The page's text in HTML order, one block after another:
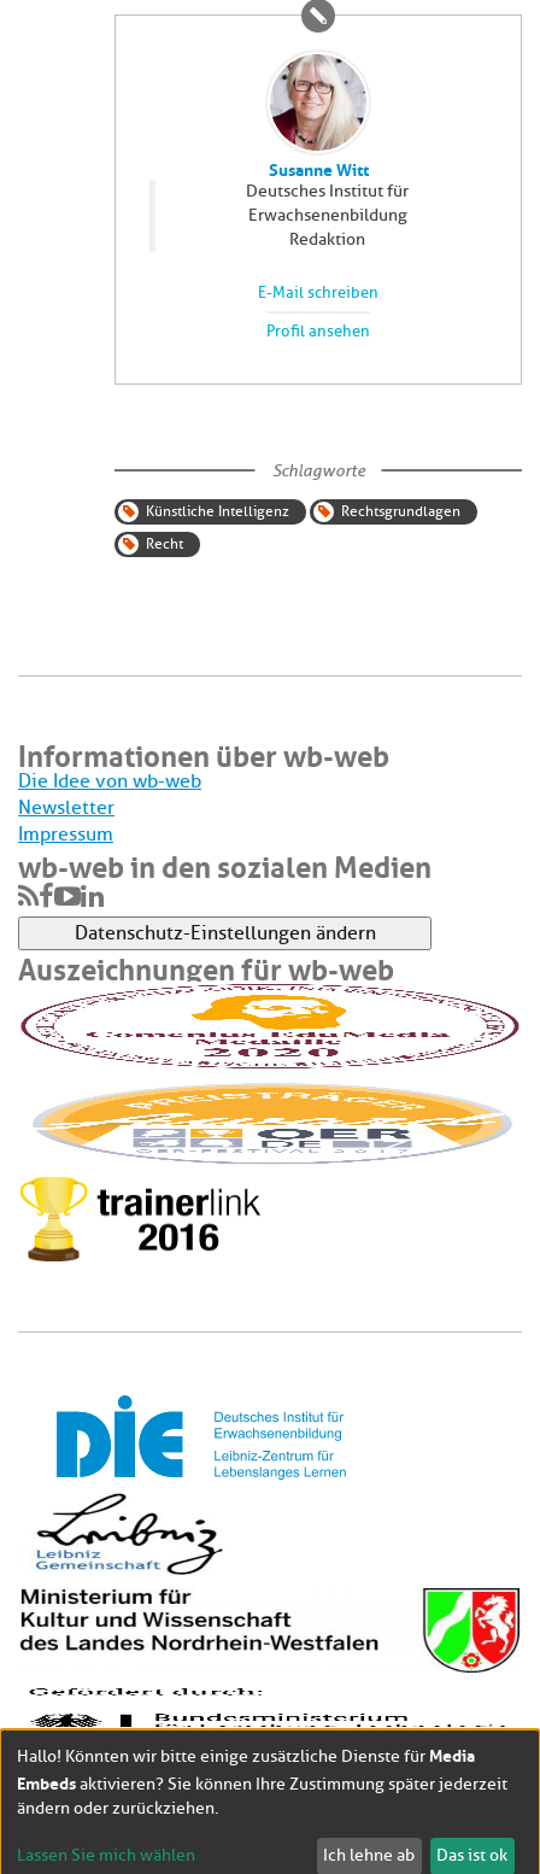
Susanne Witt
Deutsches Institut für
Erwachsenenbildung
Redaktion
E-Mail schreiben
Profil ansehen
Schlagworte
Künstliche Intelligenz
Rechtsgrundlagen
Recht
Informationen über wb-web
Die Idee von wb-web
Newsletter
Impressum
wb-web in den sozialen Medien
Datenschutz-Einstellungen ändern
Auszeichnungen für wb-web
Hallo! Könnten wir bitte einige zusätzliche Dienste für Media
Embedsaktivieren? Sie können Ihre Zustimmung später jederzeit
ändern oder zurückziehen.
Lassen Sie mich wählen Ich lehne ab Das ist ok